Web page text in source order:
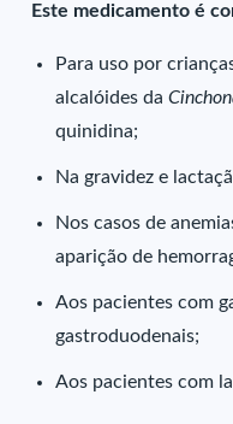
Este medicamento é
Para uso por
alcalóides da
quinidina;
Na gravidez e
Nos casos de
aparição de
Aos pacientes com
gastroduodenais;
Aos pacientes com